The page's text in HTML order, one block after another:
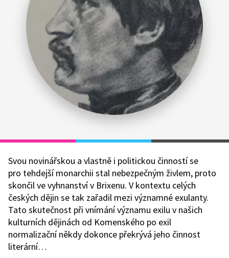
Svou novinářskou a vlastně i politickou činností se
pro tehdejší monarchii stal nebezpečným živlem, proto
skončil ve vyhnanství v Brixenu. V kontextu celých
českých dějin se tak zařadil mezi významné exulanty.
Tato skutečnost při vnímání významu exilu v našich
kulturních dějinách od Komenského po exil
normalizační někdy dokonce překrývá jeho činnost
literární…